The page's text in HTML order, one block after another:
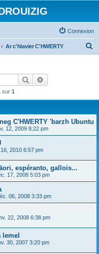
Connexion
Ar c'hlavier C'HWERTY
Rechercher
sur 1
C'HWERTY 'barzh Ubuntu
12, 2009 8:22 pm
2010 6:57 pm
espéranto, gallois...
17, 2008 5:03 pm
06, 2008 3:33 pm
22, 2008 6:38 pm
30, 2007 3:20 pm